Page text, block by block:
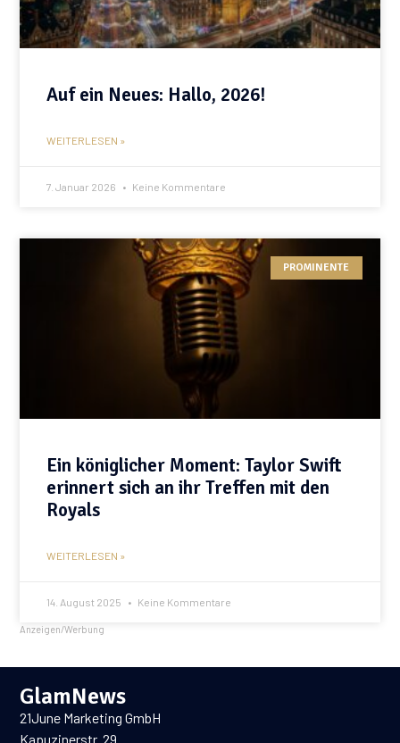
Auf ein Neues: Hallo, 2026!
WEITERLESEN »
7. Januar 2026 Keine Kommentare
PROMINENTE
Ein königlicher Moment: Taylor Swift
erinnert sich an ihr Treffen mit den
Royals
WEITERLESEN »
14. August 2025 Keine Kommentare
Anzeigen/Werbung
GlamNews
21June Marketing GmbH
Kapuzinerstr. 29